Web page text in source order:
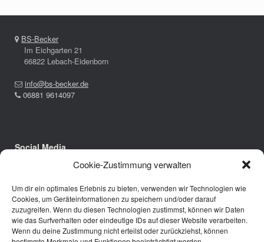
Cookie-Zustimmung verwalten
Um dir ein optimales Erlebnis zu bieten, verwenden wir Technologien wie
Cookies, um Geräteinformationen zu speichern und/oder darauf
zuzugreifen. Wenn du diesen Technologien zustimmst, können wir Daten
wie das Surfverhalten oder eindeutige IDs auf dieser Website verarbeiten.
Wenn du deine Zustimmung nicht erteilst oder zurückziehst, können
BS-Becker
Im Eichgarten 21
66822 Lebach-Eidenborn
info@bs-becker.de
06881 9614097
Social Media